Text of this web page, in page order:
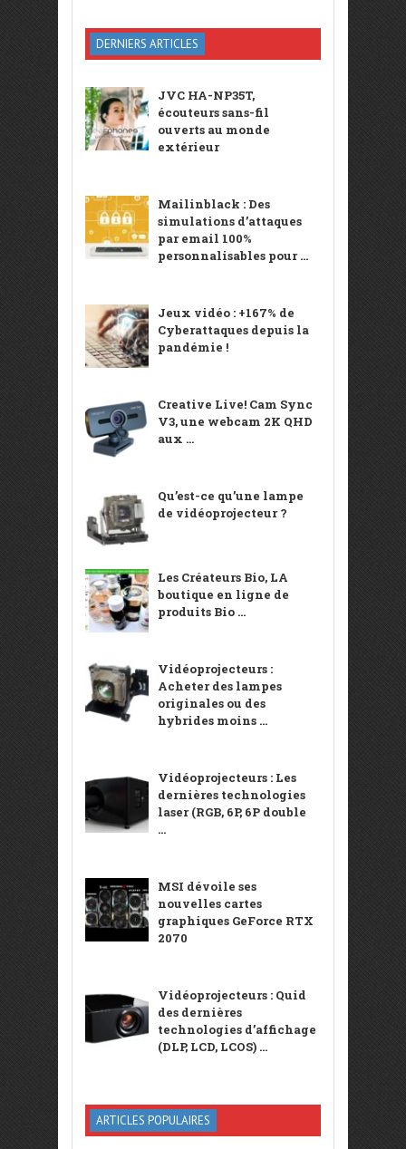
DERNIERS ARTICLES
JVC HA-NP35T,
écouteurs sans-fil
ouverts au monde
extérieur
Mailinblack : Des
simulations d’attaques
par email 100%
personnalisables pour ...
Jeux vidéo : +167% de
Cyberattaques depuis la
pandémie !
Creative Live! Cam Sync
V3, une webcam 2K QHD
aux ...
Qu’est-ce qu’une lampe
de vidéoprojecteur ?
Les Créateurs Bio, LA
boutique en ligne de
produits Bio ...
Vidéoprojecteurs :
Acheter des lampes
originales ou des
hybrides moins ...
Vidéoprojecteurs : Les
dernières technologies
laser (RGB, 6P, 6P double
...
MSI dévoile ses
nouvelles cartes
graphiques GeForce RTX
2070
Vidéoprojecteurs : Quid
des dernières
technologies d’affichage
(DLP, LCD, LCOS) ...
ARTICLES POPULAIRES